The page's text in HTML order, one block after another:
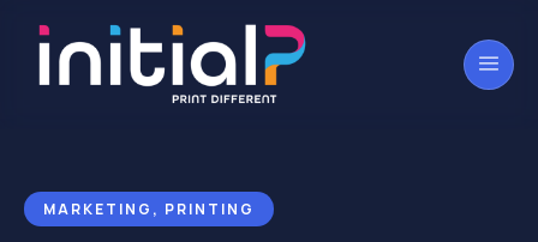
MARKETING , PRINTING